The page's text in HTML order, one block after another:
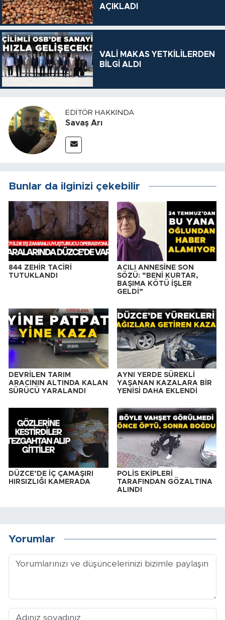
AÇIKLADI
VALİ MAKAS YETKİLİLERDEN
BİLGİ ALDI
EDITÖR HAKKINDA
Savaş Arı
Bunlar da ilginizi çekebilir
844 ZEHİR TACİRİ
TUTUKLANDI
ACILI ANNESİNE SON
SÖZÜ: “BENİ KURTAR,
BAŞIMA KÖTÜ İŞLER
GELDİ”
DEVRİLEN TARIM
ARACININ ALTINDA KALAN
SÜRÜCÜ YARALANDI
AYNI YERDE SÜREKLİ
YAŞANAN KAZALARA BİR
YENİSİ DAHA EKLENDİ
DÜZCE’DE İÇ ÇAMAŞIRI
HIRSIZLIĞI KAMERADA
POLİS EKİPLERİ
TARAFINDAN GÖZALTINA
ALINDI
Yorumlar